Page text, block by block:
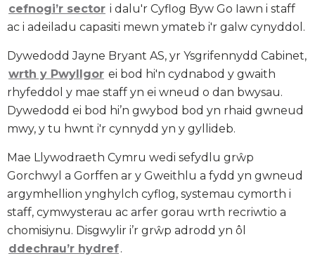
cefnogi’r sector i dalu'r Cyflog Byw Go Iawn i staff
ac i adeiladu capasiti mewn ymateb i'r galw cynyddol.
Dywedodd Jayne Bryant AS, yr Ysgrifennydd Cabinet,
wrth y Pwyllgor ei bod hi'n cydnabod y gwaith
rhyfeddol y mae staff yn ei wneud o dan bwysau.
Dywedodd ei bod hi’n gwybod bod yn rhaid gwneud
mwy, y tu hwnt i'r cynnydd yn y gyllideb.
Mae Llywodraeth Cymru wedi sefydlu grŵp
Gorchwyl a Gorffen ar y Gweithlu a fydd yn gwneud
argymhellion ynghylch cyflog, systemau cymorth i
staff, cymwysterau ac arfer gorau wrth recriwtio a
chomisiynu. Disgwylir i’r grŵp adrodd yn ôl
ddechrau’r hydref.